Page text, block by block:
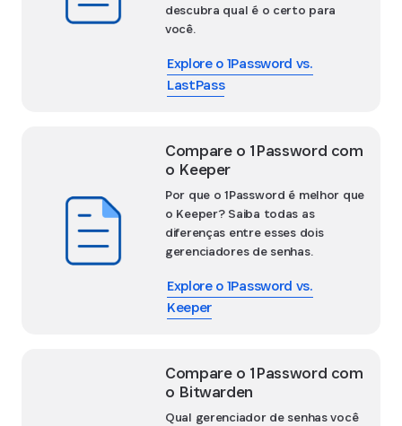
descubra qual é o certo para
você.
Explore o 1Password vs.
LastPass
Compare o 1Password com
o Keeper
Por que o 1Password é melhor que
o Keeper? Saiba todas as
diferenças entre esses dois
gerenciadores de senhas.
Explore o 1Password vs.
Keeper
Compare o 1Password com
o Bitwarden
Qual gerenciador de senhas você